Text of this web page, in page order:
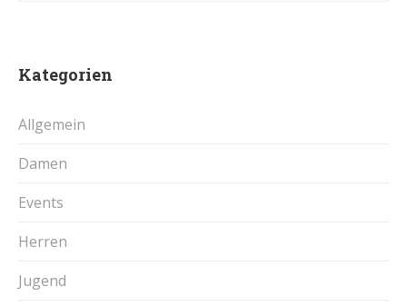
Kategorien
Allgemein
Damen
Events
Herren
Jugend